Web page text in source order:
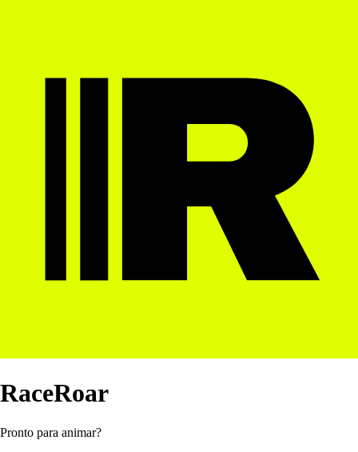
RaceRoar
Pronto para animar?